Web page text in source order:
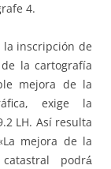
4.
la inscripción de
la cartografía
mejora de la
exige la
LH. Así resulta
mejora de la
podrá́